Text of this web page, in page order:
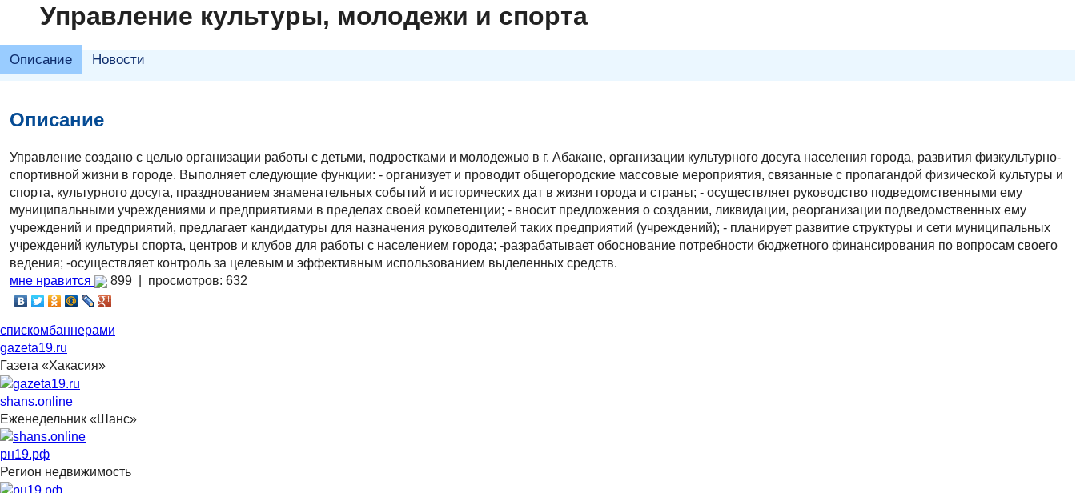
Управление культуры, молодежи и спорта
Описание Новости
Описание
Управление создано с целью организации работы с детьми, подростками и молодежью в г. Абакане, организации культурного досуга населения города, развития физкультурно-
спортивной жизни в городе. Выполняет следующие функции: - организует и проводит общегородские массовые мероприятия, связанные с пропагандой физической культуры и
спорта, культурного досуга, празднованием знаменательных событий и исторических дат в жизни города и страны; - осуществляет руководство подведомственными ему
муниципальными учреждениями и предприятиями в пределах своей компетенции; - вносит предложения о создании, ликвидации, реорганизации подведомственных ему
учреждений и предприятий, предлагает кандидатуры для назначения руководителей таких предприятий (учреждений); - планирует развитие структуры и сети муниципальных
учреждений культуры спорта, центров и клубов для работы с населением города; -разрабатывает обоснование потребности бюджетного финансирования по вопросам своего
ведения; -осуществляет контроль за целевым и эффективным использованием выделенных средств.
мне нравится
899 | просмотров: 632
спискомбаннерами
gazeta19.ru
Газета «Хакасия»
shans.online
Еженедельник «Шанс»
рн19.рф
Регион недвижимость